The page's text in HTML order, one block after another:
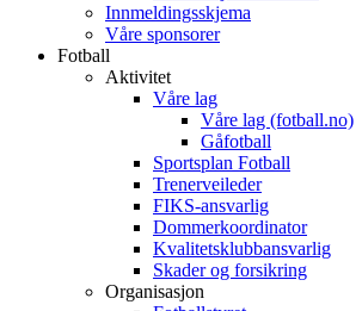
Innmeldingsskjema
Våre sponsorer
Fotball
Aktivitet
Våre lag
Våre lag (fotball.no)
Gåfotball
Sportsplan Fotball
Trenerveileder
FIKS-ansvarlig
Dommerkoordinator
Kvalitetsklubbansvarlig
Skader og forsikring
Organisasjon